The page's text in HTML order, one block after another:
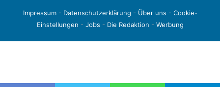
Impressum- Datenschutzerklärung - Über uns - Cookie-
Einstellungen - Jobs - Die Redaktion - Werbung